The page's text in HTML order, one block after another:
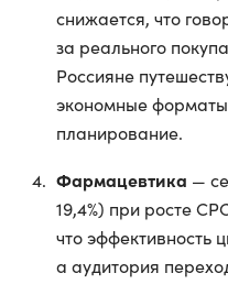
снижается, что
за реального
Россияне
экономные
планирование.
Фармацевтика —
19,4%) при росте
что эффективность
а аудитория